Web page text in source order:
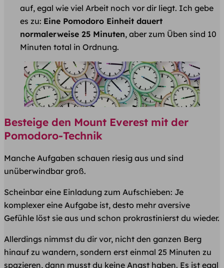
auf, egal wie viel Arbeit noch vor dir liegt. Ich gebe
es zu: Eine Pomodoro Einheit dauert
normalerweise 25 Minuten, aber zum Üben sind 10
Minuten total in Ordnung.
Besteige den Mount Everest mit der
Pomodoro-Technik
Manche Aufgaben schauen riesig aus und sind
unüberwindbar groß.
Scheinbar eine Einladung zum Aufschieben: Je
komplexer eine Aufgabe ist, desto mehr aversive
Gefühle löst sie aus und schon prokrastinierst du wieder.
Allerdings nimmst du dir vor, nicht den ganzen Berg
hinauf zu wandern, sondern erst einmal 25 Minuten zu
spazieren, dann musst du keine Angst haben. Es ist egal